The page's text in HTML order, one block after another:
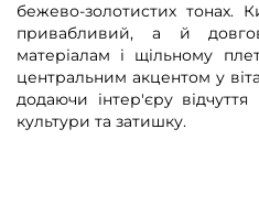
бежево-золотистих
привабливий, а й
матеріалам і щільному
центральним акцентом у
додаючи інтер'єру відчуття
культури та затишку.